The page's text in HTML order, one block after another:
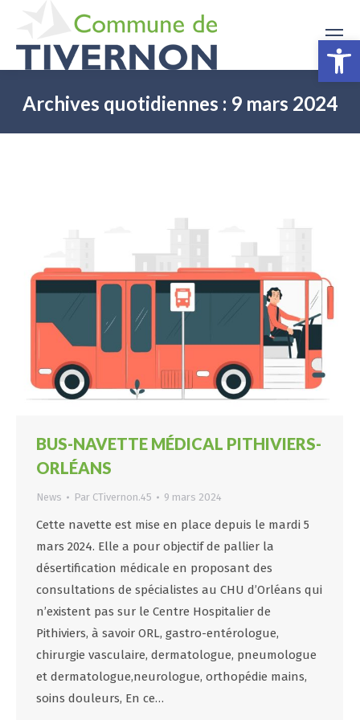
Archives quotidiennes : 9 mars 2024
BUS-NAVETTE MÉDICAL PITHIVIERS-
ORLÉANS
News Par CTivernon.45 9 mars 2024
Cette navette est mise en place depuis le mardi 5
mars 2024. Elle a pour objectif de pallier la
désertification médicale en proposant des
consultations de spécialistes au CHU d’Orléans qui
n’existent pas sur le Centre Hospitalier de
Pithiviers, à savoir ORL, gastro-entérologue,
chirurgie vasculaire, dermatologue, pneumologue
et dermatologue,neurologue, orthopédie mains,
soins douleurs, En ce…